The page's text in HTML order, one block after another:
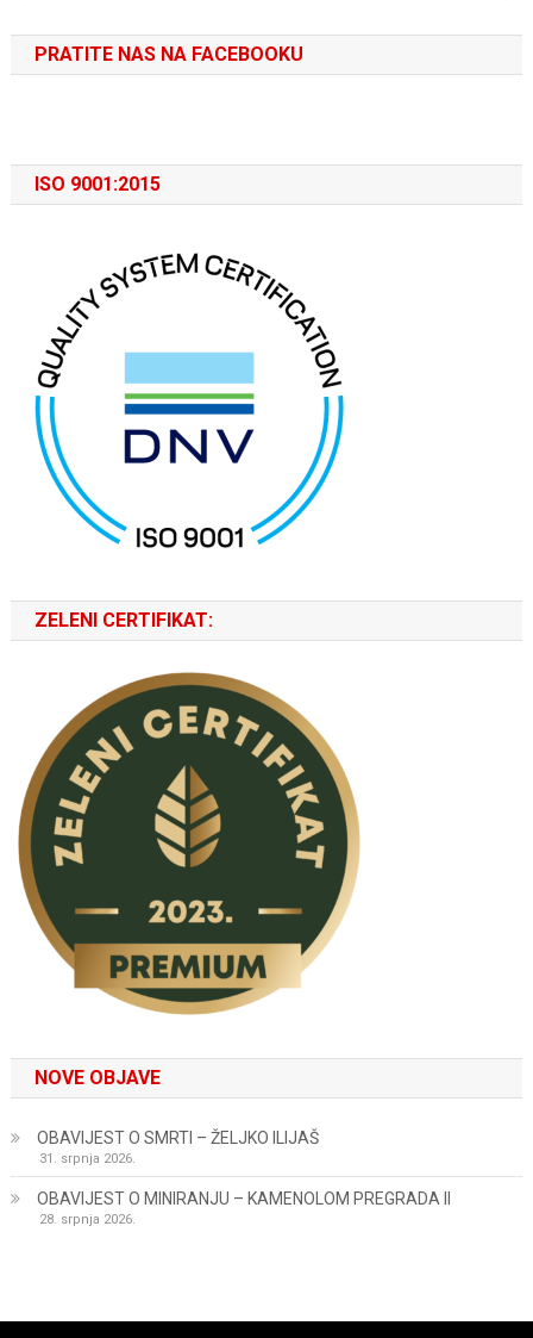
PRATITE NAS NA FACEBOOKU
ISO 9001:2015
ZELENI CERTIFIKAT:
NOVE OBJAVE
OBAVIJEST O SMRTI – ŽELJKO ILIJAŠ
31. srpnja 2026.
OBAVIJEST O MINIRANJU – KAMENOLOM PREGRADA II
28. srpnja 2026.